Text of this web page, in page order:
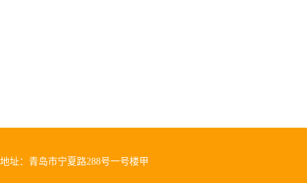
地址：青岛市宁夏路288号一号楼甲